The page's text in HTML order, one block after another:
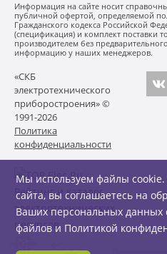
Информация на сайте носит
публичной офертой, определяемой
Гражданского кодекса Российской
(спецификация) и комплект поставки
производителем без
информацию у наших менеджеров.
«СКБ
электротехнического
приборостроения» ©
1991-2026
Политика
конфиденциальности
Мы используем файлы
сайта, вы соглашаетесь на
Ваших персональных данных
файлов и Политикой